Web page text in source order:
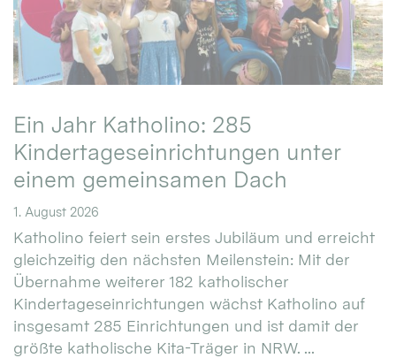
Ein Jahr Katholino: 285
Kindertageseinrichtungen unter
einem gemeinsamen Dach
1. August 2026
Katholino feiert sein erstes Jubiläum und erreicht
gleichzeitig den nächsten Meilenstein: Mit der
Übernahme weiterer 182 katholischer
Kindertageseinrichtungen wächst Katholino auf
insgesamt 285 Einrichtungen und ist damit der
größte katholische Kita-Träger in NRW. ...